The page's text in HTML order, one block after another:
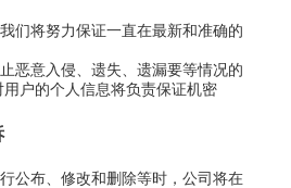
们将努力保证一直在最新和准确的
恶意入侵、遗失、遗漏要等情况的
户的个人信息将负责保证机密
公布、修改和删除等时，公司将在